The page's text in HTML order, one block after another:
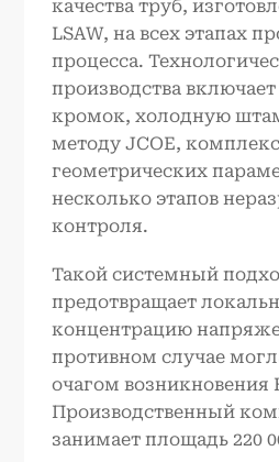
качества труб,
LSAW, на всех этапах
процесса.
производства
кромок, холодную
методу JCOE,
геометрических
несколько этапов
контроля.
Такой системный
предотвращает
концентрацию
противном случае
очагом возникновения
Производственный
занимает площадь 220